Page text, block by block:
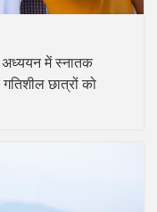
अध्ययन में स्नातक
छात्रों को